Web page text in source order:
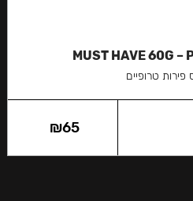
MUST HAVE 60G –
פירות טרופיים
₪65